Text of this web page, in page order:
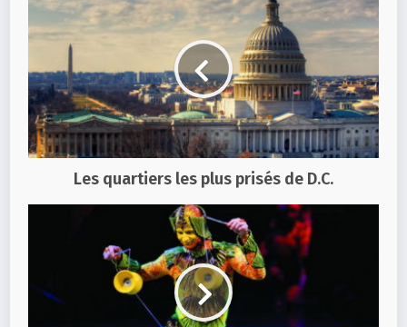
Les quartiers les plus prisés de D.C.